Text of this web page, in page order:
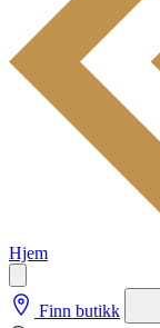
Hjem
Finn butikk